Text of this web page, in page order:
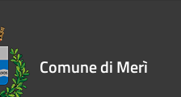
Comune di Merì